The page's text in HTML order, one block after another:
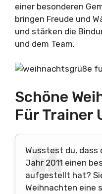
einer besonderen
bringen Freude und
und stärken die
und dem Team.
Schöne
Für Trainer
Wusstest du, dass
Jahr 2011 einen
aufgestellt hat?
Weihnachten eine